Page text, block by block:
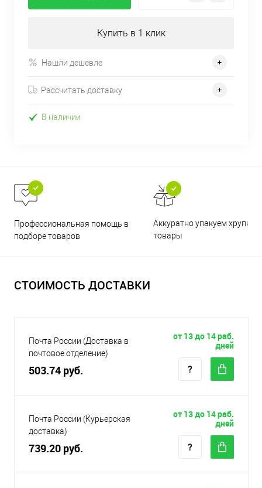
Купить в 1 клик
Нашли дешевле
Рассчитать доставку
В наличии
Профессиональная помощь в
подборе товаров
Аккуратно упакуем хрупкие
товары
СТОИМОСТЬ ДОСТАВКИ
Почта России (Доставка в
почтовое отделение)
503.74 руб.
от 13 до 14 раб.
дней
Почта России (Курьерская
доставка)
739.20 руб.
от 13 до 14 раб.
дней